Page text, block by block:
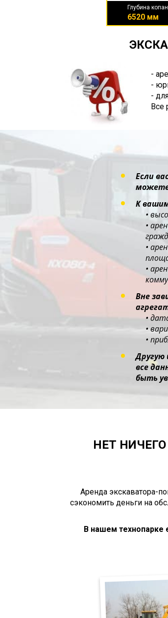
Глубина
6520 мм
-
-
-
Все
Если
можете
К
•
•
•
•
Вне
•
•
•
Другую
все
быть
НЕТ
Аренда экскаватора-
сэкономить деньги на
В нашем технопарке